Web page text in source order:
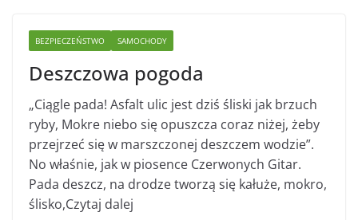
BEZPIECZEŃSTWO SAMOCHODY
Deszczowa pogoda
„Ciągle pada! Asfalt ulic jest dziś śliski jak brzuch
ryby, Mokre niebo się opuszcza coraz niżej, żeby
przejrzeć się w marszczonej deszczem wodzie”.
No właśnie, jak w piosence Czerwonych Gitar.
Pada deszcz, na drodze tworzą się kałuże, mokro,
ślisko,Czytaj dalej